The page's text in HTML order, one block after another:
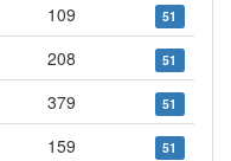
109 51
208 51
379 51
159 51